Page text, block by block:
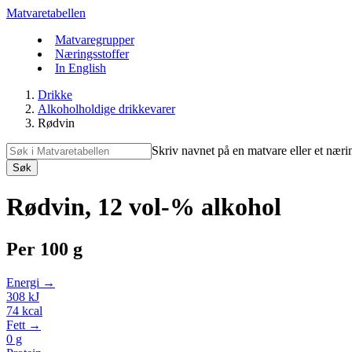
Matvaretabellen
Matvaregrupper
Næringsstoffer
In English
Drikke
Alkoholholdige drikkevarer
Rødvin
Skriv navnet på en matvare eller et
Søk
Rødvin, 12 vol-% alkohol
Per 100 g
Energi →
308 kJ
74 kcal
Fett →
0 g